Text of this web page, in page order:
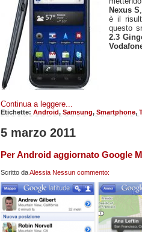
Nexus S
è il
questo
2.3
Continua a leggere...
Etichette: Android, Samsung, Smartphone,
5 marzo 2011
Per Android aggiornato Google
Scritto daAlessia Nessun commento: